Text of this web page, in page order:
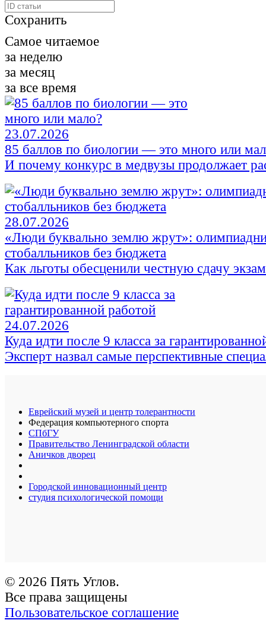
Сохранить
Самое читаемое
за неделю
за месяц
за все время
23.07.2026
85 баллов по биологии — это много или
И почему конкурс в медвузы продолжает
28.07.2026
«Люди буквально землю жрут»:
стобалльников без бюджета
Как льготы обесценили честную сдачу
24.07.2026
Куда идти после 9 класса за
Эксперт назвал самые перспективные
Еврейский музей и центр толерантности
Федерация компьютерного спорта
СПбГУ
Правительство Ленинградской области
Аничков дворец
Городской инновационный центр
студия психологической помощи
© 2026 Пять Углов.
Все права защищены
Пользовательское соглашение